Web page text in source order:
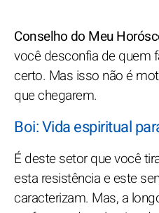
Conselho do Meu
você desconfia de quem
certo. Mas isso não é
que chegarem.
Boi: Vida espiritual
É deste setor que você
esta resistência e este
caracterizam. Mas, a